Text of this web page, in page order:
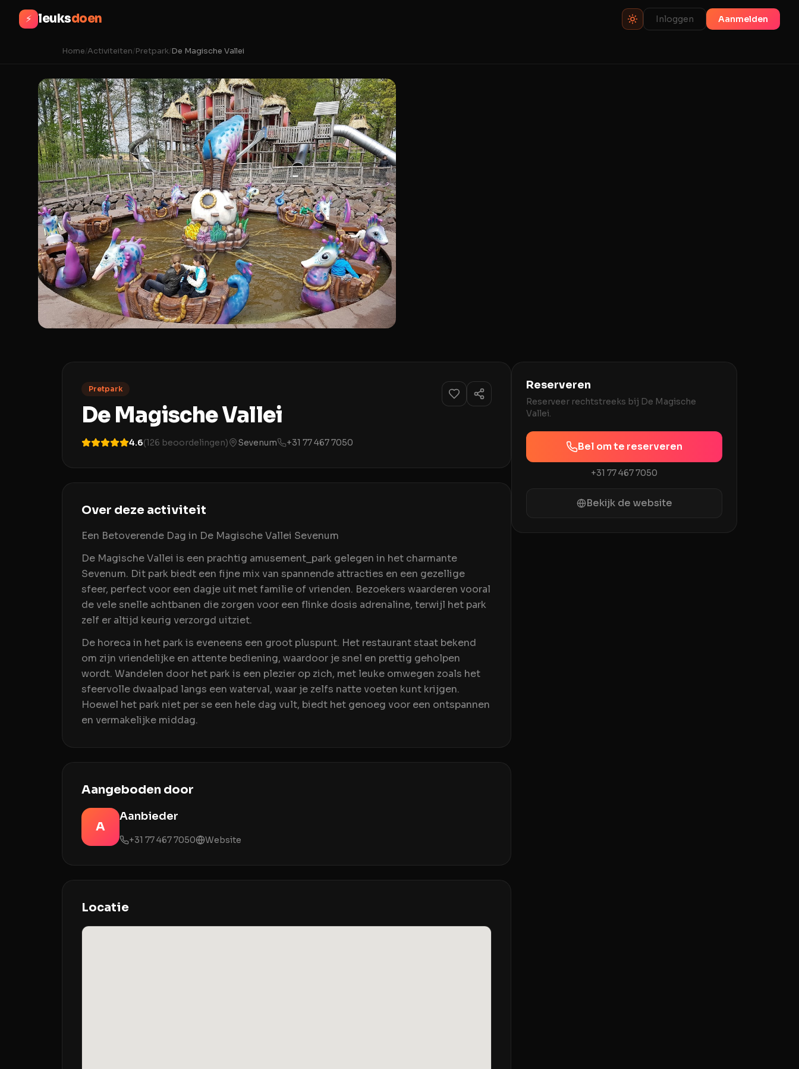
⚡ leuksdoen Inloggen Aanmelden
Home/Activiteiten/Pretpark/De Magische Vallei
Pretpark
De Magische Vallei
4.6(126 beoordelingen) Sevenum +31 77 467 7050
Over deze activiteit
Een Betoverende Dag in De Magische Vallei Sevenum
De Magische Vallei is een prachtig amusement_park gelegen in het charmante
Sevenum. Dit park biedt een fijne mix van spannende attracties en een gezellige
sfeer, perfect voor een dagje uit met familie of vrienden. Bezoekers waarderen vooral
de vele snelle achtbanen die zorgen voor een flinke dosis adrenaline, terwijl het park
zelf er altijd keurig verzorgd uitziet.
De horeca in het park is eveneens een groot pluspunt. Het restaurant staat bekend
om zijn vriendelijke en attente bediening, waardoor je snel en prettig geholpen
wordt. Wandelen door het park is een plezier op zich, met leuke omwegen zoals het
sfeervolle dwaalpad langs een waterval, waar je zelfs natte voeten kunt krijgen.
Hoewel het park niet per se een hele dag vult, biedt het genoeg voor een ontspannen
en vermakelijke middag.
Aangeboden door
A
Aanbieder
+31 77 467 7050 Website
Locatie
Reserveren
Reserveer rechtstreeks bij De Magische
Vallei.
Bel om te reserveren
+31 77 467 7050
Bekijk de website